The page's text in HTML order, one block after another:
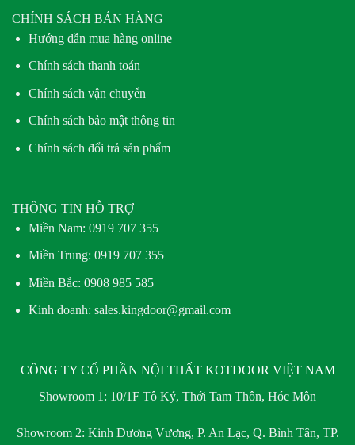
CHÍNH SÁCH BÁN HÀNG
Hướng dẫn mua hàng online
Chính sách thanh toán
Chính sách vận chuyển
Chính sách bảo mật thông tin
Chính sách đổi trả sản phẩm
THÔNG TIN HỖ TRỢ
Miền Nam: 0919 707 355
Miền Trung: 0919 707 355
Miền Bắc: 0908 985 585
Kinh doanh: sales.kingdoor@gmail.com
CÔNG TY CỔ PHẦN NỘI THẤT KOTDOOR VIỆT NAM
Showroom 1: 10/1F Tô Ký, Thới Tam Thôn, Hóc Môn
Showroom 2: Kinh Dương Vương, P. An Lạc, Q. Bình Tân, TP.